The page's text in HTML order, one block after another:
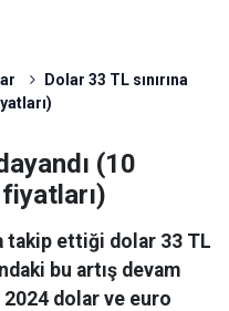
Dolar 33 TL sınırına
(10
takip ettiği dolar 33 TL
bu artış devam
dolar ve euro